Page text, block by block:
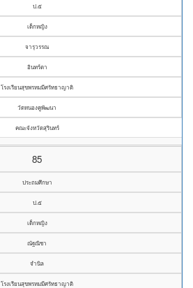
ป.๕
เด็กหญิง
จารุวรรณ
อินทร์ตา
โรงเรียนสุขพรหมมีศรัทธาญาติ
วัดหนองคูพัฒนา
คณะจังหวัดสุรินทร์
85
ประถมศึกษา
ป.๕
เด็กหญิง
ณัฐณิชา
จำนิล
โรงเรียนสุขพรหมมีศรัทธาญาติ